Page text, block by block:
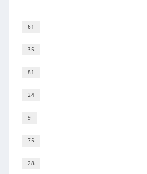
61
35
81
24
9
75
28